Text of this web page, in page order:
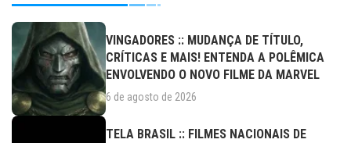
VINGADORES :: MUDANÇA DE TÍTULO,
CRÍTICAS E MAIS! ENTENDA A POLÊMICA
ENVOLVENDO O NOVO FILME DA MARVEL
6 de agosto de 2026
TELA BRASIL :: FILMES NACIONAIS DE